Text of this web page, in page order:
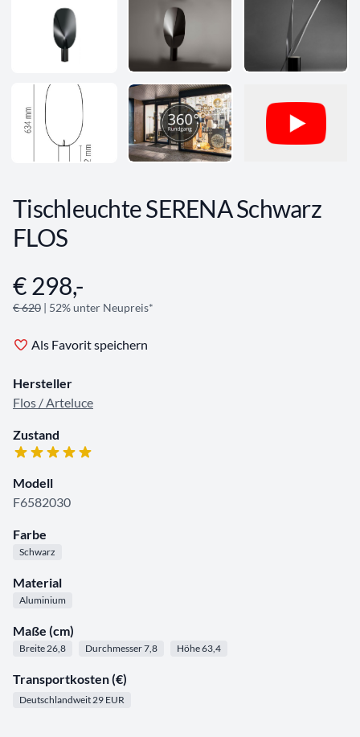
Tischleuchte SERENA Schwarz
FLOS
Angebotsinformationen
€ 298,-
€ 620 | 52% unter Neupreis*
Als Favorit speichern
Hersteller
Flos / Arteluce
Zustand
Modell
F6582030
Farbe
Schwarz
Material
Aluminium
Maße (cm)
Breite 26,8 Durchmesser 7,8 Höhe 63,4
Transportkosten (€)
Deutschlandweit 29 EUR